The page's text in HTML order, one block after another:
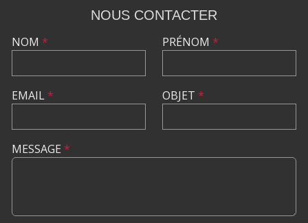
NOUS CONTACTER
NOM *
EMAIL*
PRÉNOM *
OBJET *
MESSAGE *